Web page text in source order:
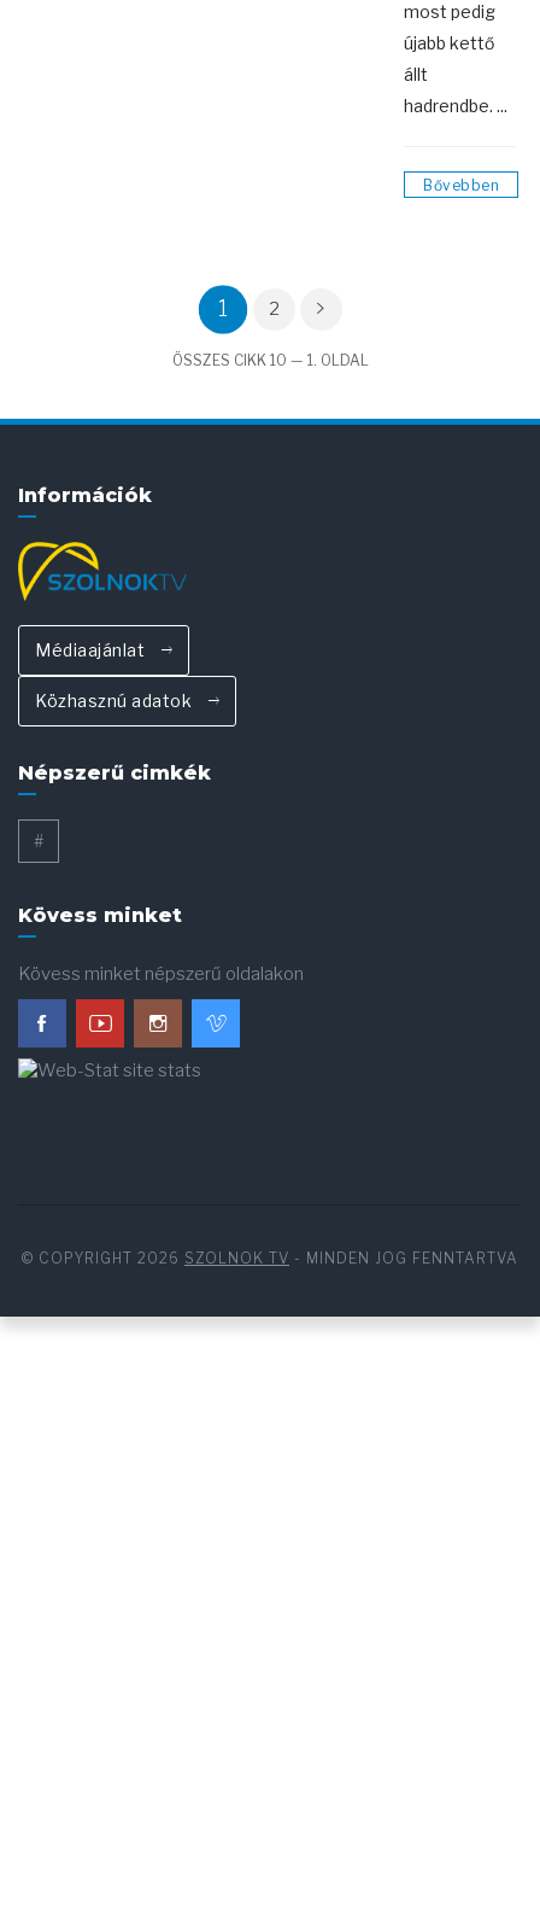
most pedig
újabb kettő
állt
hadrendbe. ...
Bővebben
1 2
ÖSSZES CIKK 10 — 1. OLDAL
Információk
Médiaajánlat
Közhasznú adatok
Népszerű cimkék
#
Kövess minket
Kövess minket népszerű oldalakon
© COPYRIGHT 2026 SZOLNOK TV - MINDEN JOG FENNTARTVA